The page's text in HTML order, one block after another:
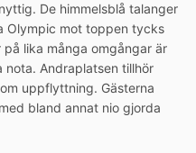
De himmelsblå talanger
Olympic mot toppen tycks
lika många omgångar är
nota. Andraplatsen tillhör
uppflyttning. Gästerna
bland annat nio gjorda